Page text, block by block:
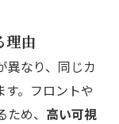
理由
異なり、同じカ
。フロントや
め、 高い可視